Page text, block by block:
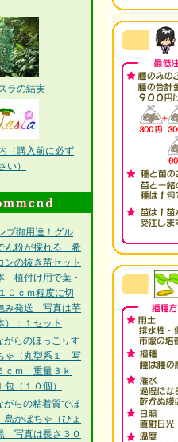
ラの結実
（購入前に必ず
い）
ブ御用達！グル
ん粉が採れる 希
ンの抜き苗セット
植付け用で葉・
０ｃｍ程度に切
み発送 写真は芋
）：１セット
がらのほっこりす
ゃ（丸型系１ 写
ｃｍ 重量３ｋ
包（１０個）
がらの粘着質でほ
かぼちゃ（ひょ
写真は長さ３０